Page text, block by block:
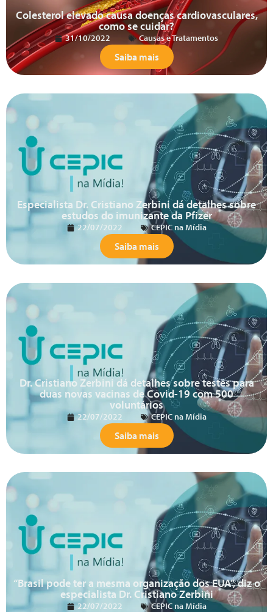
Colesterol elevado causa doenças cardiovasculares,
como se cuidar?
31/10/2022 Causas e Tratamentos
Saiba mais
Especialista Dr. Cristiano Zerbini dá detalhes sobre
estudos do imunizante da Pfizer
22/07/2022 CEPIC na Mídia
Saiba mais
Dr. Cristiano Zerbini dá detalhes sobre testes para
duas novas vacinas de Covid-19 com 500
voluntários
22/07/2022 CEPIC na Mídia
Saiba mais
“Brasil pode ter a mesma organização dos EUA”, diz o
especialista Dr. Cristiano Zerbini
22/07/2022 CEPIC na Mídia